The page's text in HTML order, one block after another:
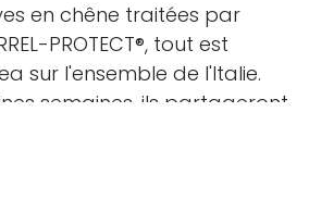
en chêne traitées par
PROTECT®, tout est
sur l'ensemble de l'Italie.
semaines, ils partageront